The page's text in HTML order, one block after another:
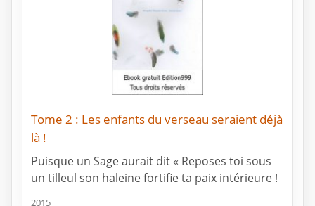
Tome 2 : Les enfants du verseau seraient déjà
là !
Puisque un Sage aurait dit « Reposes toi sous
un tilleul son haleine fortifie ta paix intérieure !
2015